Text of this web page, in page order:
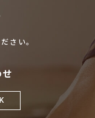
さい。
せ